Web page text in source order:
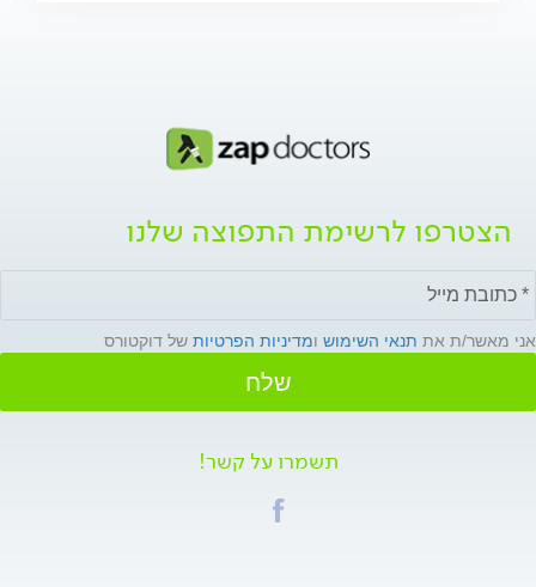
הצטרפו לרשימת התפוצה שלנו
אני מאשר/ת את תנאי השימוש ומדיניות הפרטיות של דוקטורס
שלח
תשמרו על קשר!